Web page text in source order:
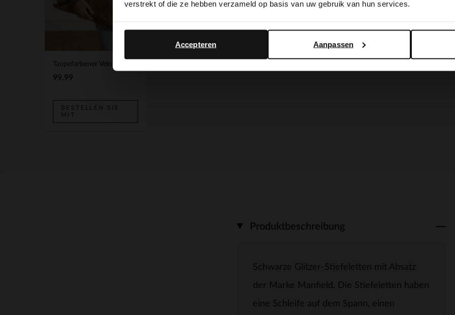
verstrekt of die ze hebben verzameld op basis van uw gebruik van hun services.
Aanpassen
Accepteren
99.99
BESTELLEN SIE
MIT
Produktbeschreibung
Schwarze Glitzer-Stiefeletten mit Absatz
der Marke Manfield. Die Stiefeletten haben
eine Schleife auf dem Spann, einen